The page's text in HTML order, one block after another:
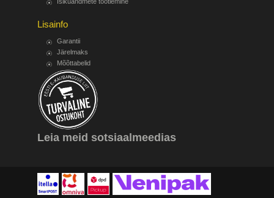
Lisainfo
Garantii
Järelmaks
Mõõttabelid
Leia meid sotsiaalmeedias